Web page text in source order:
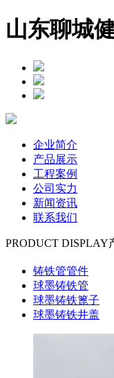
山东聊城
企业简介
产品展示
工程案例
公司实力
新闻资讯
联系我们
PRODUCT DISPLAY
铸铁管管件
球墨铸铁管
球墨铸铁篦子
球墨铸铁井盖